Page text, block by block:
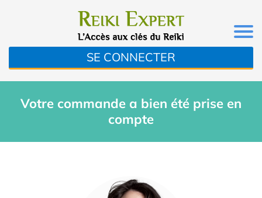
SE CONNECTER
Votre commande a bien été prise en
compte